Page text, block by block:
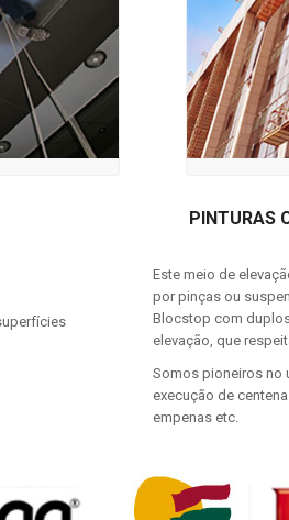
PINTURAS
Este meio de
por pinças ou
Blocstop com
elevação, que
Somos pioneiros no
execução de
empenas etc.